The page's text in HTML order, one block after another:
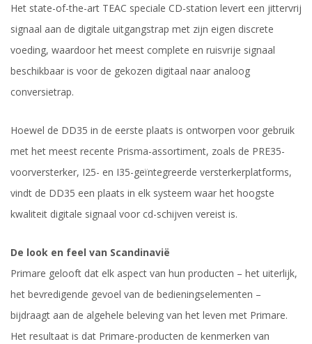
Het state-of-the-art TEAC speciale CD-station levert een jittervrij
signaal aan de digitale uitgangstrap met zijn eigen discrete
voeding, waardoor het meest complete en ruisvrije signaal
beschikbaar is voor de gekozen digitaal naar analoog
conversietrap.
Hoewel de DD35 in de eerste plaats is ontworpen voor gebruik
met het meest recente Prisma-assortiment, zoals de PRE35-
voorversterker, I25- en I35-geïntegreerde versterkerplatforms,
vindt de DD35 een plaats in elk systeem waar het hoogste
kwaliteit digitale signaal voor cd-schijven vereist is.
De look en feel van Scandinavië
Primare gelooft dat elk aspect van hun producten – het uiterlijk,
het bevredigende gevoel van de bedieningselementen –
bijdraagt aan de algehele beleving van het leven met Primare.
Het resultaat is dat Primare-producten de kenmerken van